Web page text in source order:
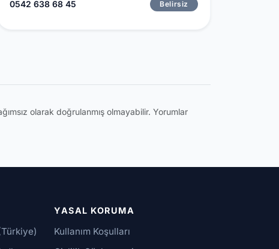
0542 638 68 45 Belirsiz
olarak doğrulanmış olmayabilir. Yorumlar
YASAL KORUMA
Kullanım Koşulları